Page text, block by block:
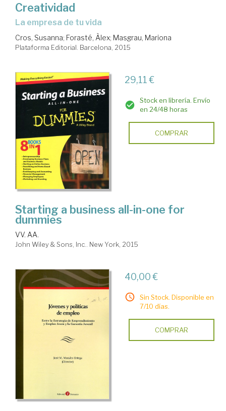
Creatividad
la empresa de tu vida
Cros, Susanna; Forasté, Àlex; Masgrau, Mariona
Plataforma Editorial. Barcelona, 2015
29,11 €
Stock en librería. Envío
en 24/48 horas
COMPRAR
Starting a business all-in-one for
dummies
VV. AA.
John Wiley & Sons, Inc.. New York, 2015
40,00 €
Sin Stock. Disponible en
7/10 días.
COMPRAR